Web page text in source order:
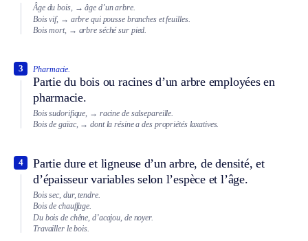
Âge du bois, → âge d’un arbre.
Bois vif, → arbre qui pousse branches et feuilles.
Bois mort, → arbre séché sur pied.
Pharmacie.
Partie du bois ou racines d’un arbre employées en
pharmacie.
3
Bois sudorifique, → racine de salsepareille.
Bois de gaïac, → dont la résine a des propriétés laxatives.
Partie dure et ligneuse d’un arbre, de densité, et
d’épaisseur variables selon l’espèce et l’âge.
4
Bois sec, dur, tendre.
Bois de chauffage.
Du bois de chêne, d’acajou, de noyer.
Travailler le bois.